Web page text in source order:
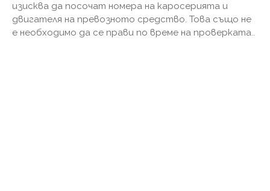
изисква да посочат номера на каросерията и
двигателя на превозното средство. Това също не
е необходимо да се прави по време на проверката..